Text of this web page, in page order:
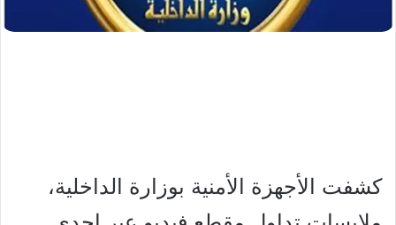
كشفت الأجهزة الأمنية بوزارة الداخلية،